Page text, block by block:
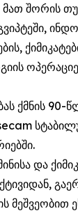
შორის
ქმნის
და